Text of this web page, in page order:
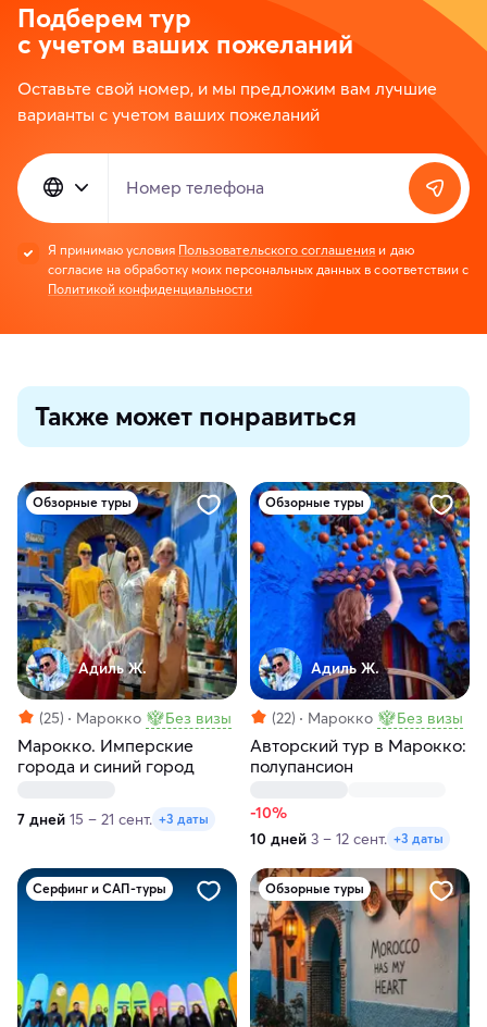
Подберем тур
с учетом ваших пожеланий
Оставьте свой номер, и мы предложим вам лучшие
варианты с учетом ваших пожеланий
Номер телефона
Я принимаю условия Пользовательского соглашения и даю
согласие на обработку моих персональных данных в соответствии с
Политикой конфиденциальности
Также может понравиться
Обзорные туры
Адиль Ж.
(25) Марокко Без визы
Марокко. Имперские
города и синий город
7 дней 15 – 21 сент. +3 даты
Обзорные туры
Адиль Ж.
(22) Марокко Без визы
Авторский тур в Марокко:
полупансион
-10%
10 дней 3 – 12 сент. +3 даты
Серфинг и САП-туры Обзорные туры